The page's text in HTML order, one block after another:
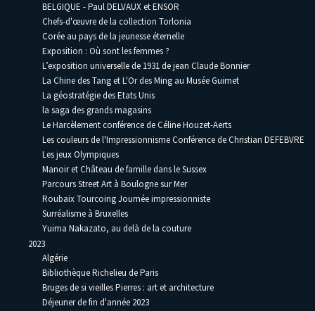
BELGIQUE - Paul DELVAUX et ENSOR
Chefs-d'œuvre de la collection Torlonia
Corée au pays de la jeunesse éternelle
Exposition : Où sont les femmes ?
L’exposition universelle de 1931 de jean Claude Bonnier
La Chine des Tang et L'Or des Ming au Musée Guimet
La géostratégie des Etats Unis
la saga des grands magasins
Le Harcèlement conférence de Céline Houzet-Aerts
Les couleurs de l'Impressionnisme Conférence de Christian DEFEBVRE
Les jeux Olympiques
Manoir et Château de famille dans le Sussex
Parcours Street Art à Boulogne sur Mer
Roubaix Tourcoing Journée impressionniste
Surréalisme à Bruxelles
Yuima Nakazato, au delà de la couture
2023
Algérie
Bibliothèque Richelieu de Paris
Bruges de si vieilles Pierres : art et architecture
Déjeuner de fin d'année 2023